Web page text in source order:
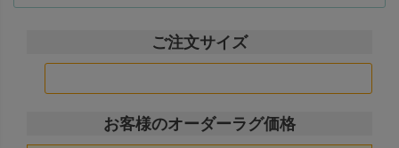
ご注文時にはタテ・ヨコの数字が
を“横幅”に、大きい方の数字を“高さ”に入力してく
ご注文サイズ
お客様のオーダーラグ価格